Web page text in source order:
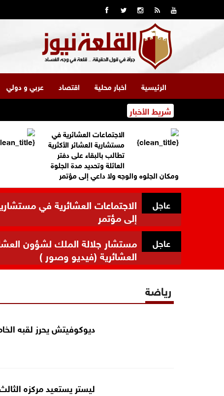
الرئيسية أخبار محلية اقتصاد عربي و دولي
شريط الأخبار
الاجتماعات العشائرية في
مستشارية العشائر الأكثرية
تطالب بالبقاء على دفتر
العائلة وتحديد مدة الجلوة
ومكان الجلوه والوجه ولا داعي إلى مؤتمر
عاجل الاجتماعات العشائرية في
إلى مؤتمر
عاجل مستشار جلالة الملك لشؤون
العشائرية (فيديو وصور )
رياضة
ديوكوفيتش يحرز لقبه
ليستر يستعيد مركزه